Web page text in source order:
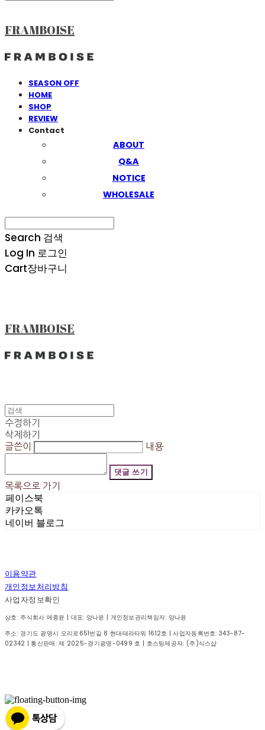
FRAMBOISE
SEASON OFF
HOME
SHOP
REVIEW
Contact
ABOUT
Q&A
NOTICE
WHOLESALE
Search 검색
Log In 로그인
Cart장바구니
FRAMBOISE
수정하기
삭제하기
글쓴이
내용
댓글 쓰기
목록으로 가기
페이스북
카카오톡
네이버 블로그
이용약관
개인정보처리방침
사업자정보확인
상호: 주식회사 메종윤 | 대표: 양나윤 | 개인정보관리책임자: 양나윤
주소: 경기도 광명시 오리로651번길 8 현대테라타워 1612호 | 사업자등록번호:343-87-
02342 | 통신판매:제 2025-경기광명-0499 호 | 호스팅제공자: (주)식스샵